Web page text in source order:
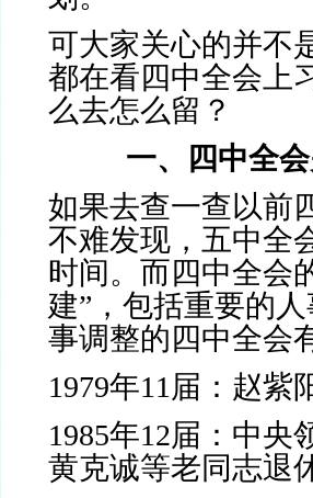
可大家关心的并不
都在看四中全会上
么去怎么留？
一、四中全
如果去查一查以前
不难发现，五中全
时间。而四中全会
建”，包括重要的
事调整的四中全会
1979年11 届：赵紫
1985年12届：中央
黄克诚等老同志退